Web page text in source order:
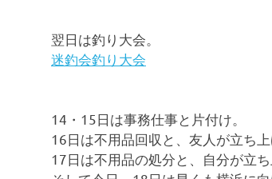
翌日は釣り大会。
迷釣会釣り大会
14・15日は事務仕事と片付け。
16日は不用品回収と、友人が立ち
17日は不用品の処分と、自分が立